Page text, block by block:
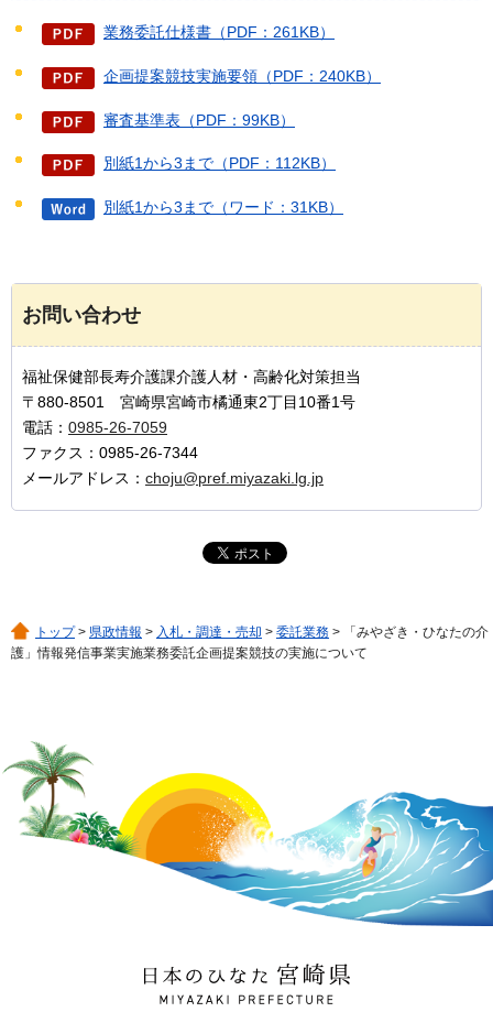
業務委託仕様書（PDF：261KB）
企画提案競技実施要領（PDF：240KB）
審査基準表（PDF：99KB）
別紙1から3まで（PDF：112KB）
別紙1から3まで（ワード：31KB）
お問い合わせ
福祉保健部長寿介護課介護人材・高齢化対策担当
〒880-8501 宮崎県宮崎市橘通東2丁目10番1号
電話： 0985-26-7059
ファクス：0985-26-7344
メールアドレス： choju@pref.miyazaki.lg.jp
トップ> 県政情報 > 入札・調達・売却 > 委託業務 > 「みやざき・ひなたの介
護」情報発信事業実施業務委託企画提案競技の実施について
日本のひなた 宮崎県
MIYAZAKI PREFECTURE